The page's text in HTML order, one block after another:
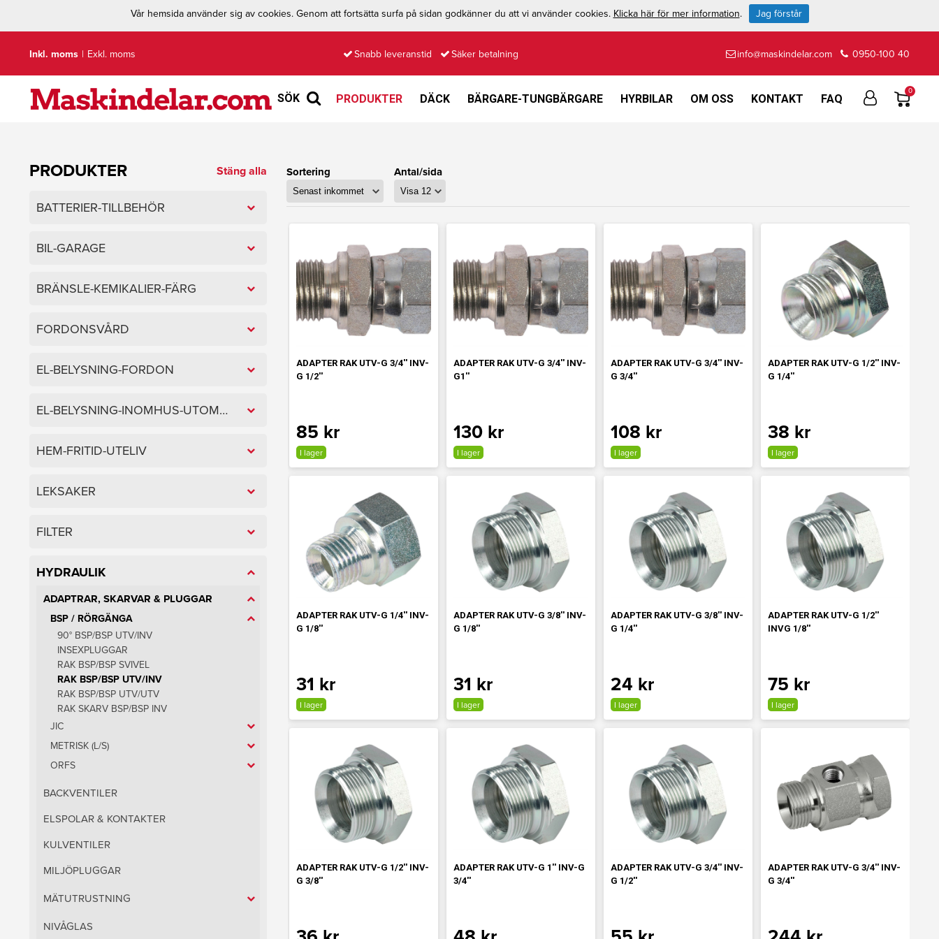
Inkl. moms | Exkl. moms Snabb leveranstid Säker betalning info@maskindelar.com 0950-100 40
SÖK PRODUKTER DÄCK BÄRGARE-TUNGBÄRGARE HYRBILAR OM OSS KONTAKT FAQ
0
PRODUKTER Stäng alla
BATTERIER-TILLBEHÖR
BIL-GARAGE
BRÄNSLE-KEMIKALIER-FÄRG
FORDONSVÅRD
EL-BELYSNING-FORDON
EL-BELYSNING-INOMHUS-UTOMHUS
HEM-FRITID-UTELIV
LEKSAKER
FILTER
HYDRAULIK
ADAPTRAR, SKARVAR & PLUGGAR
BSP / RÖRGÄNGA
90° BSP/BSP UTV/INV
INSEXPLUGGAR
RAK BSP/BSP SVIVEL
RAK BSP/BSP UTV/INV
RAK BSP/BSP UTV/UTV
RAK SKARV BSP/BSP INV
JIC
METRISK (L/S)
ORFS
BACKVENTILER
ELSPOLAR & KONTAKTER
KULVENTILER
MILJÖPLUGGAR
MÄTUTRUSTNING
NIVÅGLAS
Sortering Antal/sida
ADAPTER RAK UTV-G 3/4'' INV-
G 1/2''
85 kr
I lager
ADAPTER RAK UTV-G 3/4'' INV-
G1''
130 kr
I lager
ADAPTER RAK UTV-G 3/4'' INV-
G 3/4''
108 kr
I lager
ADAPTER RAK UTV-G 1/2'' INV-
G 1/4''
38 kr
I lager
ADAPTER RAK UTV-G 1/4'' INV-
G 1/8''
31 kr
I lager
ADAPTER RAK UTV-G 3/8'' INV-
G 1/8''
31 kr
I lager
ADAPTER RAK UTV-G 3/8'' INV-
G 1/4''
24 kr
I lager
ADAPTER RAK UTV-G 1/2''
INVG 1/8''
75 kr
I lager
ADAPTER RAK UTV-G 1/2'' INV-
G 3/8''
ADAPTER RAK UTV-G 1'' INV-G
3/4''
ADAPTER RAK UTV-G 3/4'' INV-
G 1/2''
ADAPTER RAK UTV-G 3/4'' INV-
G 3/4''
Vår hemsida använder sig av cookies. Genom att fortsätta surfa på sidan godkänner du att vi använder cookies. Klicka här för mer information. Jag förstår